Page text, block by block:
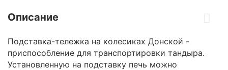
Описание
Подставка-тележка на колесиках Донской -
приспособление для транспортировки тандыра.
Установленную на подставку печь можно